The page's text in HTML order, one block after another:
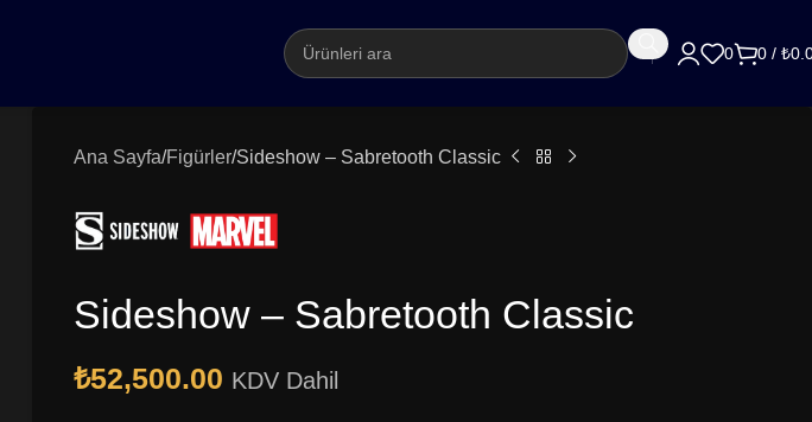
0 0 / ₺
Ana Sayfa Figürler Sideshow – Sabretooth Classic
Sideshow – Sabretooth Classic
₺52,500.00 KDV Dahil